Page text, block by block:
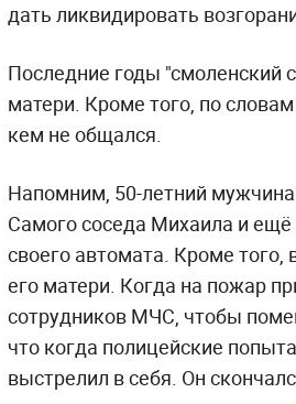
дать ликвидировать
Последние годы "смоленский
матери. Кроме того, по
кем не общался.
Напомним, 50-летний мужчина
Самого соседа Михаила и ещё
своего автомата. Кроме
его матери. Когда на пожар
сотрудников МЧС, чтобы
что когда полицейские
выстрелил в себя. Он